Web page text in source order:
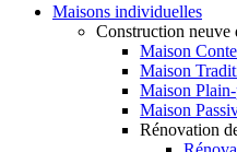
Menu
Maisons individuelles
Construction
Maison
Maison
Maison
Maison
Rénovation